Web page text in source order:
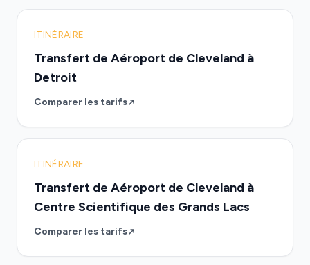
ITINÉRAIRE
Transfert de Aéroport de Cleveland à
Detroit
Comparer les tarifs
ITINÉRAIRE
Transfert de Aéroport de Cleveland à
Centre Scientifique des Grands Lacs
Comparer les tarifs